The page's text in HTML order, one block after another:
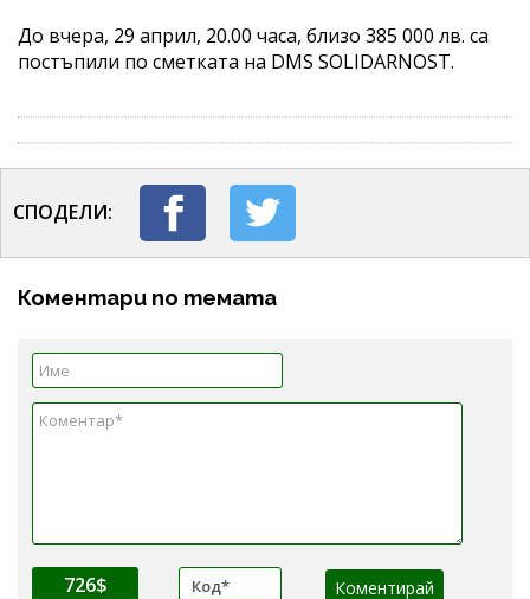
До вчера, 29 април, 20.00 часа, близо 385 000 лв. са
постъпили по сметката на DMS SOLIDARNOST.
СПОДЕЛИ:
Коментари по темата
726$